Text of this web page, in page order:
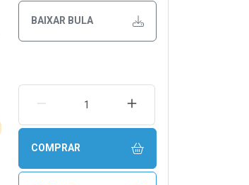
BAIXAR BULA
REMOVER UMA UNIDADEAUMENTAR UMA
COMPRAR